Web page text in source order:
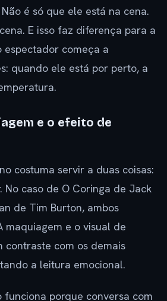
é só que ele está na cena.
E isso faz diferença para a
espectador começa a
quando ele está por perto, a
e o efeito de
costuma servir a duas coisas:
No caso de O Coringa de Jack
de Tim Burton, ambos
maquiagem e o visual de
contraste com os demais
a leitura emocional.
funciona porque conversa com